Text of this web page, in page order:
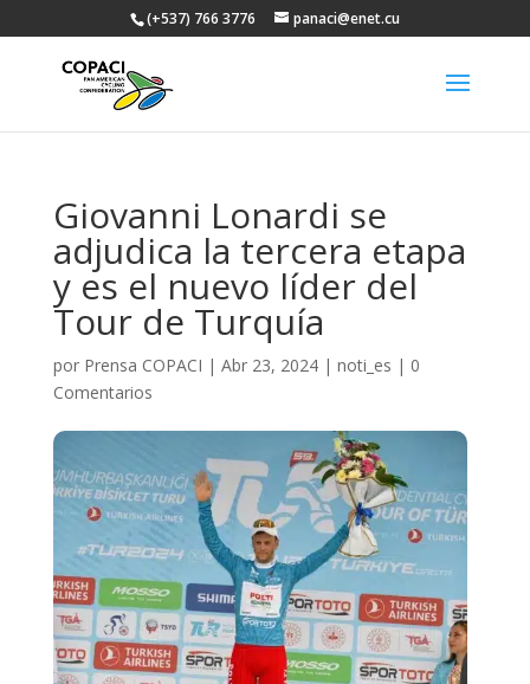
(+537) 766 3776 panaci@enet.cu
Giovanni Lonardi se
adjudica la tercera etapa
y es el nuevo líder del
Tour de Turquía
por Prensa COPACI | Abr 23, 2024| noti_es | 0
Comentarios